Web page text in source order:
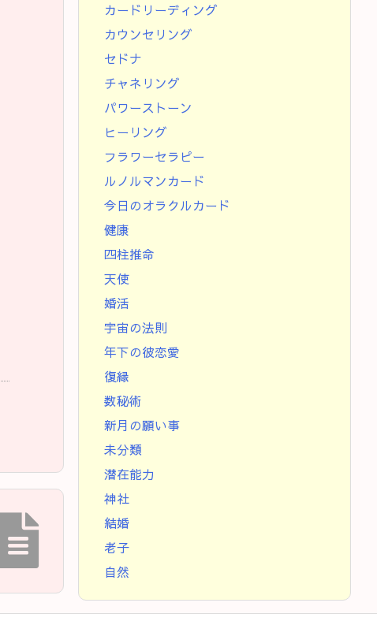
カードリーディング
カウンセリング
セドナ
チャネリング
パワーストーン
ヒーリング
フラワーセラピー
ルノルマンカード
今日のオラクルカード
健康
四柱推命
天使
婚活
宇宙の法則
年下の彼恋愛
復縁
数秘術
新月の願い事
未分類
潜在能力
神社
結婚
老子
自然